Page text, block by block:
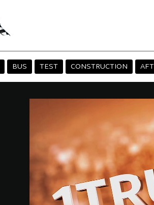
BUS TEST CONSTRUCTION